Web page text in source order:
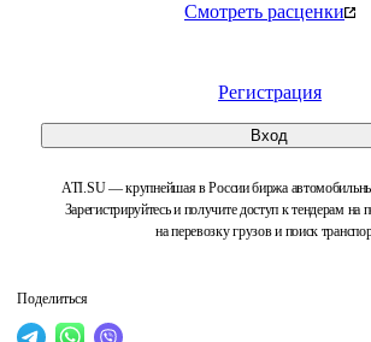
Смотреть расценки
Регистрация
Вход
ATI.SU — крупнейшая в России биржа
Зарегистрируйтесь и получите доступ к тендерам на
на перевозку грузов и поиск
Поделиться